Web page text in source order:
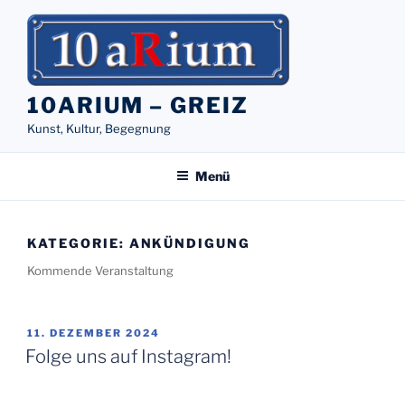
Inhalt
10ARIUM – GREIZ
Kunst, Kultur, Begegnung
Menü
KATEGORIE: ANKÜNDIGUNG
Kommende Veranstaltung
VERÖFFENTLICHT
AM
11. DEZEMBER 2024
Folge uns auf Instagram!